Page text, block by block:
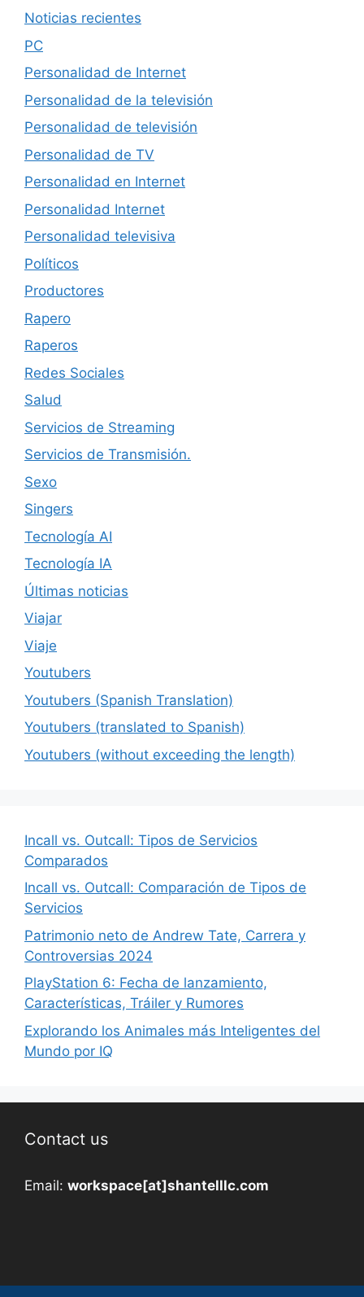
Noticias recientes
PC
Personalidad de Internet
Personalidad de la televisión
Personalidad de televisión
Personalidad de TV
Personalidad en Internet
Personalidad Internet
Personalidad televisiva
Políticos
Productores
Rapero
Raperos
Redes Sociales
Salud
Servicios de Streaming
Servicios de Transmisión.
Sexo
Singers
Tecnología AI
Tecnología IA
Últimas noticias
Viajar
Viaje
Youtubers
Youtubers (Spanish Translation)
Youtubers (translated to Spanish)
Youtubers (without exceeding the length)
Incall vs. Outcall: Tipos de Servicios
Comparados
Incall vs. Outcall: Comparación de Tipos de
Servicios
Patrimonio neto de Andrew Tate, Carrera y
Controversias 2024
PlayStation 6: Fecha de lanzamiento,
Características, Tráiler y Rumores
Explorando los Animales más Inteligentes del
Mundo por IQ
Contact us
Email: workspace[at]shantelllc.com